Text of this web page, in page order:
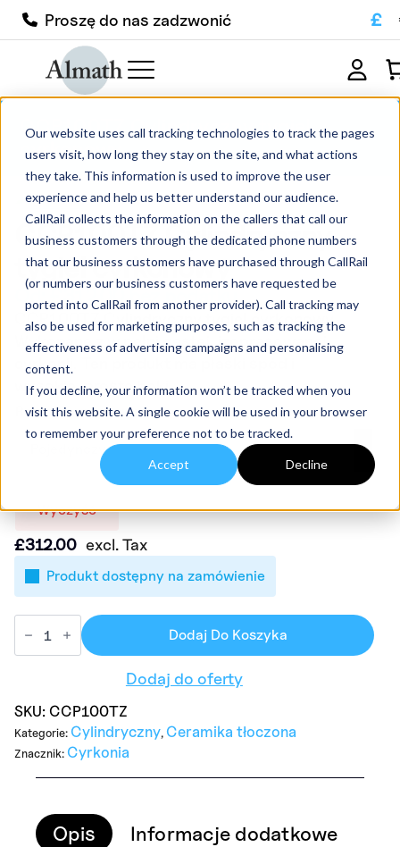
Our website uses call tracking technologies to track the pages
users visit, how long they stay on the site, and what actions
they take. This information is used to improve the user
experience and help us better understand our audience.
CallRail collects the information on the callers that call our
business customers through the dedicated phone numbers
that our business customers have purchased through CallRail
(or numbers our business customers have requested be
ported into CallRail from another provider). Call tracking may
also be used for marketing purposes, such as tracking the
effectiveness of advertising campaigns and personalising
content.
If you decline, your information won’t be tracked when you
visit this website. A single cookie will be used in your browser
to remember your preference not to be tracked.
Accept Decline
Proszę do nas zadzwonić £
CCP100TZ Cylindryczny tygiel
cyrkonowy
CCP100TZ Cylindryczny
tygiel cyrkonowy
Od:£312.00bez podatku
CCP100TZ Cylindryczny tygiel cyrkonowy
Wykonane z w pełni gęstej, izoprasowanej
cyrkonii. Ten produkt ma płaski spód i
wysokie, proste boki.
Rozmiary opakowań
Wyczyść
£312.00 excl. Tax
Produkt dostępny na zamówienie
Dodaj Do Koszyka
Dodaj do oferty
SKU: CCP100TZ
Kategorie: Cylindryczny, Ceramika tłoczona
Znacznik: Cyrkonia
Opis Informacje dodatkowe